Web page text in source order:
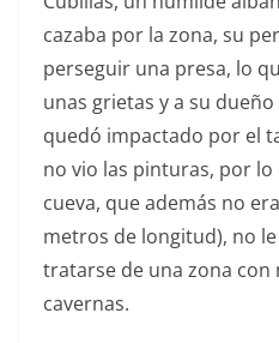
cazaba por la zona, su
perseguir una presa, lo
unas grietas y a su
quedó impactado por el
no vio las pinturas, por lo
cueva, que además no
metros de longitud), no
tratarse de una zona con
cavernas.